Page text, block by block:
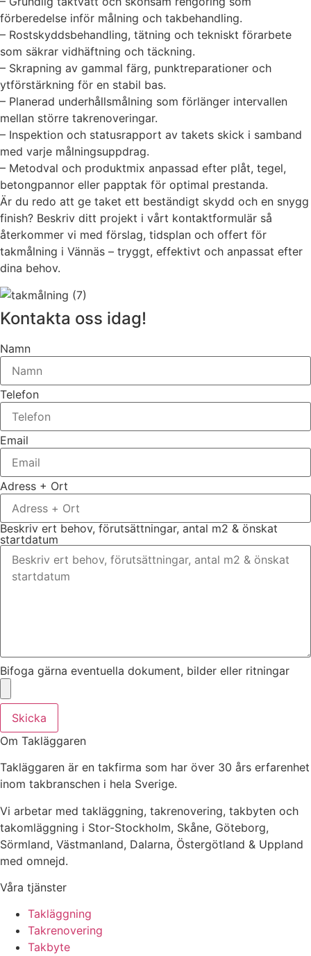
förberedelse inför målning och takbehandling.
– Rostskyddsbehandling, tätning och tekniskt förarbete
som säkrar vidhäftning och täckning.
– Skrapning av gammal färg, punktreparationer och
ytförstärkning för en stabil bas.
– Planerad underhållsmålning som förlänger intervallen
mellan större takrenoveringar.
– Inspektion och statusrapport av takets skick i samband
med varje målningsuppdrag.
– Metodval och produktmix anpassad efter plåt, tegel,
betongpannor eller papptak för optimal prestanda.
Är du redo att ge taket ett beständigt skydd och en snygg
finish? Beskriv ditt projekt i vårt kontaktformulär så
återkommer vi med förslag, tidsplan och offert för
takmålning i Vännäs – tryggt, effektivt och anpassat efter
dina behov.
Kontakta oss idag!
Namn
Telefon
Email
Adress + Ort
Beskriv ert behov, förutsättningar, antal m2 & önskat
startdatum
Bifoga gärna eventuella dokument, bilder eller ritningar
Skicka
Om Takläggaren
Takläggaren är en takfirma som har över 30 års erfarenhet
inom takbranschen i hela Sverige.
Vi arbetar med takläggning, takrenovering, takbyten och
takomläggning i Stor-Stockholm, Skåne, Göteborg,
Sörmland, Västmanland, Dalarna, Östergötland & Uppland
med omnejd.
Våra tjänster
Takläggning
Takrenovering
Takbyte